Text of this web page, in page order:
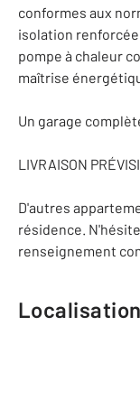
conformes aux
isolation
pompe à chaleur
maîtrise
Un garage
LIVRAISON
D'autres
résidence.
renseignement
Localisation